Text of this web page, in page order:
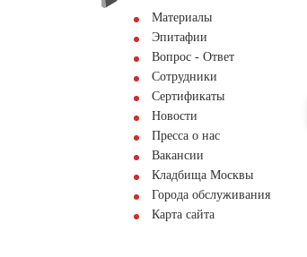
Материалы
Эпитафии
Вопрос - Ответ
Сотрудники
Сертификаты
Новости
Пресса о нас
Вакансии
Кладбища Москвы
Города обслуживания
Карта сайта